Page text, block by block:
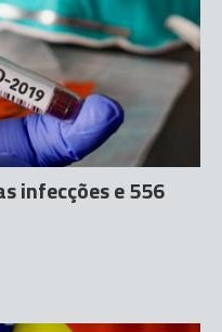
infecções e 556